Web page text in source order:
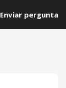
Enviar pergunta